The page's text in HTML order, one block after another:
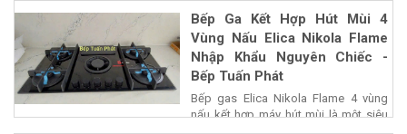
Bếp Ga Kết Hợp Hút Mùi 4
Vùng Nấu Elica Nikola Flame
Nhập Khẩu Nguyên Chiếc -
Bếp Tuấn Phát
Bếp gas Elica Nikola Flame 4 vùng
nấu kết hợp máy hút mùi là một siêu
phẩm của...